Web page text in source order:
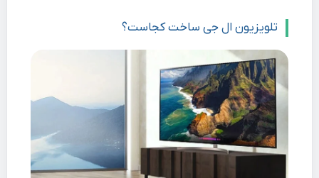
تلویزیون ال جی ساخت کجاست؟